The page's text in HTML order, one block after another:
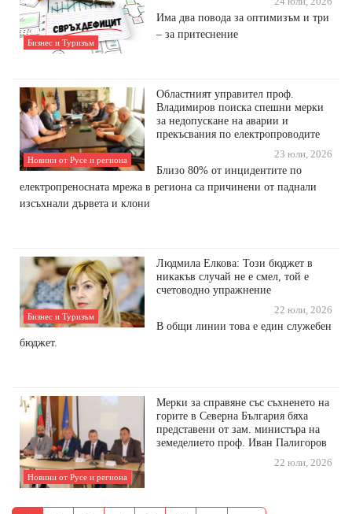
Бизнес и Туризъм
Има два повода за оптимизъм и три
– за притеснение
Новини от Русе и региона
Областният управител проф.
Владимиров поиска спешни мерки
за недопускане на аварии и
прекъсвания по електропроводите
23 юли, 2026
Близо 80% от инцидентите по
електропреносната мрежа в региона са причинени от паднали
изсъхнали дървета и клони
Бизнес и Туризъм
Людмила Елкова: Този бюджет в
никакъв случай не е смел, той е
счетоводно упражнение
22 юли, 2026
В общи линии това е един служебен
бюджет.
Новини от Русе и региона
Мерки за справяне със съхненето на
горите в Северна България бяха
представени от зам. министъра на
земеделието проф. Иван Палигоров
22 юли, 2026